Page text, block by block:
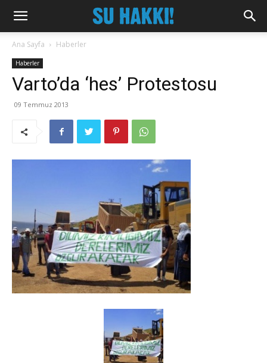
Ana Sayfa Haberler
Haberler
Varto’da ‘hes’ Protestosu
09 Temmuz 2013